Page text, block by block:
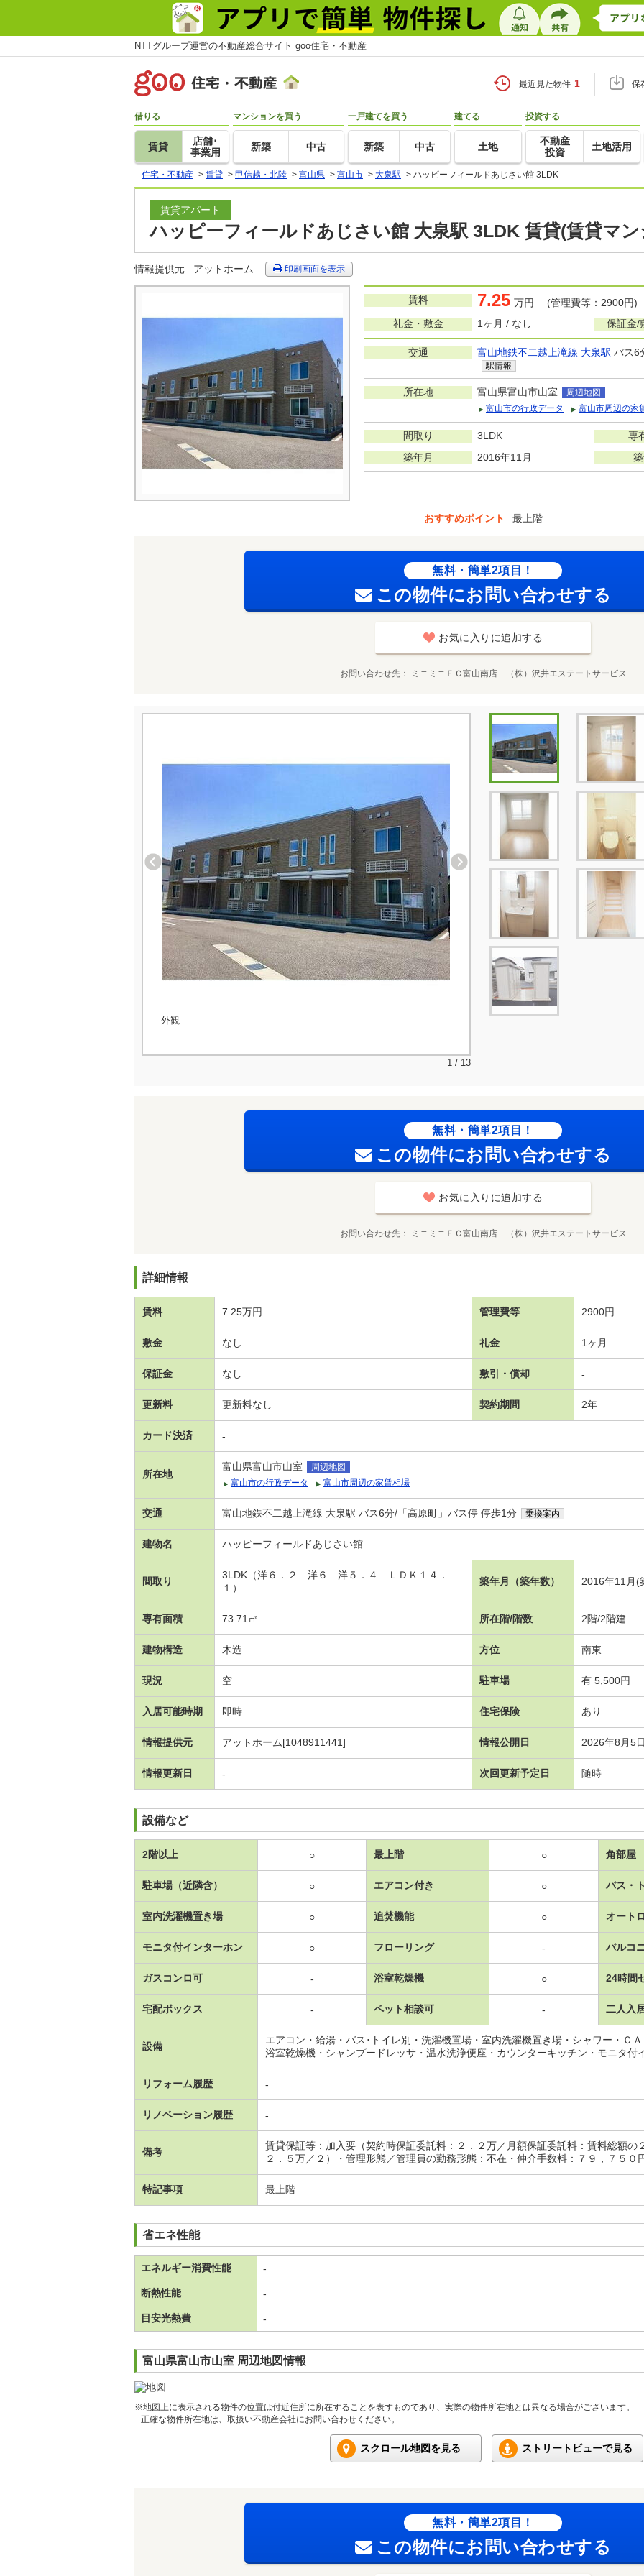
NTTグループ運営の不動産総合サイト goo住宅・不動産
最近見た物件 1 保
借りる
賃貸
店舗･
事業用
マンションを買う
新築 中古
一戸建てを買う
新築 中古
建てる
土地
投資する
不動産
投資
土地活用
住宅・不動産 > 賃貸 > 甲信越・北陸 > 富山県 > 富山市 > 大泉駅 > ハッピーフィールドあじさい館 3LDK
賃貸アパート
ハッピーフィールドあじさい館 大泉駅 3LDK 賃貸(賃貸マ
情報提供元 アットホーム 印刷画面を表示
賃料 7.25 万円 (管理費等：2900円)
礼金・敷金
1ヶ月 / なし 保証金/
交通 富山地鉄不二越上滝線 大泉駅 バス6
駅情報
所在地 富山県富山市山室
周辺地図
富山市の行政データ
富山市周辺の家
間取り 3LDK 専
築年月 2016年11月
おすすめポイント 最上階
無料・簡単2項目！
この物件にお問い合わせする
お気に入りに追加する
お問い合わせ先 ミニミニＦＣ富山南店 （株）沢井エステートサービス
外観
1 / 13
無料・簡単2項目！
この物件にお問い合わせする
お気に入りに追加する
お問い合わせ先 ミニミニＦＣ富山南店 （株）沢井エステートサービス
詳細情報
賃料 7.25万円 管理費等 2900円
敷金 なし 礼金 1ヶ月
保証金 なし 敷引・償却 -
更新料 更新料なし 契約期間 2年
カード決済 -
所在地
富山県富山市山室
周辺地図
富山市の行政データ
富山市周辺の家賃相場
交通 富山地鉄不二越上滝線 大泉駅 バス6分/「高原町」バス停 停歩1分 乗換案内
建物名 ハッピーフィールドあじさい館
間取り
3LDK（洋６．２ 洋６ 洋５．４ ＬＤＫ１４．
１）
築年月（築年数） 2016年11月(
専有面積 73.71㎡ 所在階/階数 2階/2階建
建物構造 木造 方位 南東
現況 空 駐車場 有 5,500円
入居可能時期 即時 住宅保険 あり
情報提供元 アットホーム[1048911441] 情報公開日 2026年8月5日
情報更新日 - 次回更新予定日 随時
設備など
2階以上 ○ 最上階 ○ 角部屋
駐車場（近隣含） ○ エアコン付き ○ バス・
室内洗濯機置き場 ○ 追焚機能 ○ オート
モニタ付インターホン ○ フローリング - バルコ
ガスコンロ可 - 浴室乾燥機 ○ 24時間
宅配ボックス - ペット相談可 - 二人入
設備
エアコン・給湯・バス･トイレ別・洗濯機置場・室内洗濯機置き場・シャワー・Ｃ
浴室乾燥機・シャンプードレッサ・温水洗浄便座・カウンターキッチン・モニタ付
リフォーム履歴 -
リノベーション履歴 -
備考
賃貸保証等：加入要（契約時保証委託料：２．２万／月額保証委託料：賃料総額
２．５万／２）・管理形態／管理員の勤務形態：不在・仲介手数料：７９，７５０
特記事項 最上階
省エネ性能
エネルギー消費性能 -
断熱性能 -
目安光熱費 -
富山県富山市山室 周辺地図情報
※地図上に表示される物件の位置は付近住所に所在することを表すものであり、実際の物件所在地とは異なる場合がございます。
正確な物件所在地は、取扱い不動産会社にお問い合わせください。
スクロール地図を見る ストリートビューで見る
無料・簡単2項目！
この物件にお問い合わせする